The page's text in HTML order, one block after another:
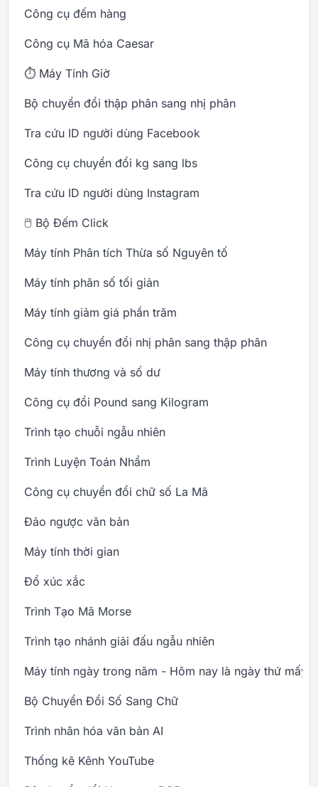
Công cụ đếm hàng
Công cụ Mã hóa Caesar
⏱️ Máy Tính Giờ
Bộ chuyển đổi thập phân sang nhị phân
Tra cứu ID người dùng Facebook
Công cụ chuyển đổi kg sang lbs
Tra cứu ID người dùng Instagram
🖱️ Bộ Đếm Click
Máy tính Phân tích Thừa số Nguyên tố
Máy tính phân số tối giản
Máy tính giảm giá phần trăm
Công cụ chuyển đổi nhị phân sang thập phân
Máy tính thương và số dư
Công cụ đổi Pound sang Kilogram
Trình tạo chuỗi ngẫu nhiên
Trình Luyện Toán Nhẩm
Công cụ chuyển đổi chữ số La Mã
Đảo ngược văn bản
Máy tính thời gian
Đổ xúc xắc
Trình Tạo Mã Morse
Trình tạo nhánh giải đấu ngẫu nhiên
Máy tính ngày trong năm - Hôm nay là ngày thứ mấy
Bộ Chuyển Đổi Số Sang Chữ
Trình nhân hóa văn bản AI
Thống kê Kênh YouTube